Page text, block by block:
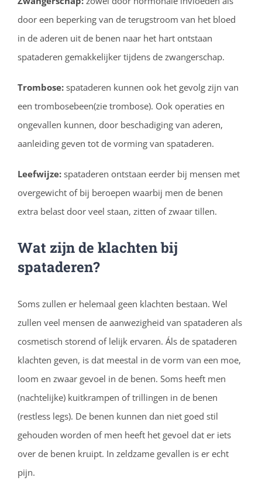
door een beperking van de terugstroom van het bloed
in de aderen uit de benen naar het hart ontstaan
spataderen gemakkelijker tijdens de zwangerschap.
Trombose: spataderen kunnen ook het gevolg zijn van
een trombosebeen(zie trombose). Ook operaties en
ongevallen kunnen, door beschadiging van aderen,
aanleiding geven tot de vorming van spataderen.
Leefwijze: spataderen ontstaan eerder bij mensen met
overgewicht of bij beroepen waarbij men de benen
extra belast door veel staan, zitten of zwaar tillen.
Wat zijn de klachten bij
spataderen?
Soms zullen er helemaal geen klachten bestaan. Wel
zullen veel mensen de aanwezigheid van spataderen als
cosmetisch storend of lelijk ervaren. Áls de spataderen
klachten geven, is dat meestal in de vorm van een moe,
loom en zwaar gevoel in de benen. Soms heeft men
(nachtelijke) kuitkrampen of trillingen in de benen
(restless legs). De benen kunnen dan niet goed stil
gehouden worden of men heeft het gevoel dat er iets
over de benen kruipt. In zeldzame gevallen is er echt
pijn.